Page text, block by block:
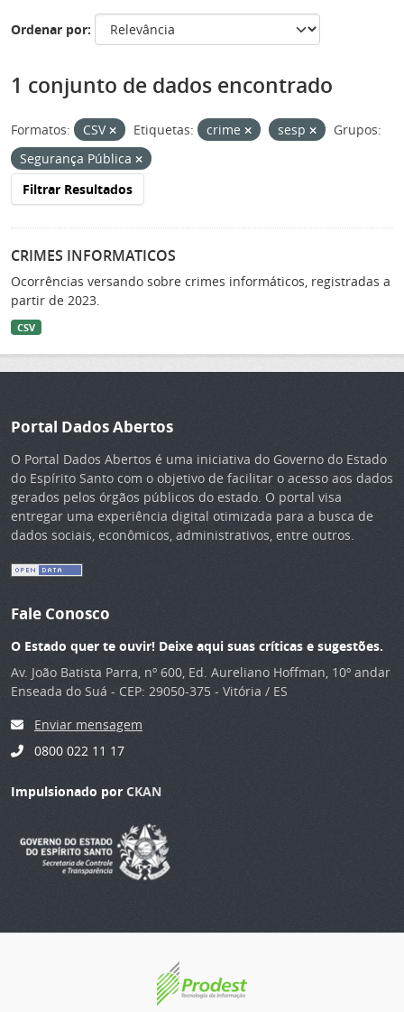
Ordenar por
1 conjunto de dados encontrado
Formatos: CSV Etiquetas: crime sesp
Grupos:
Segurança Pública
Filtrar Resultados
CRIMES INFORMATICOS
Ocorrências versando sobre crimes informáticos, registradas a
partir de 2023.
CSV
Portal Dados Abertos
O Portal Dados Abertos é uma iniciativa do Governo do Estado
do Espírito Santo com o objetivo de facilitar o acesso aos dados
gerados pelos órgãos públicos do estado. O portal visa
entregar uma experiência digital otimizada para a busca de
dados sociais, econômicos, administrativos, entre outros.
Fale Conosco
O Estado quer te ouvir! Deixe aqui suas críticas e sugestões.
Av. João Batista Parra, nº 600, Ed. Aureliano Hoffman, 10º andar
Enseada do Suá - CEP: 29050-375 - Vitória / ES
Enviar mensagem
0800 022 11 17
Impulsionado por CKAN